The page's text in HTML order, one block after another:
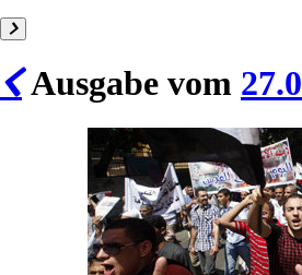
Ausgabe vom